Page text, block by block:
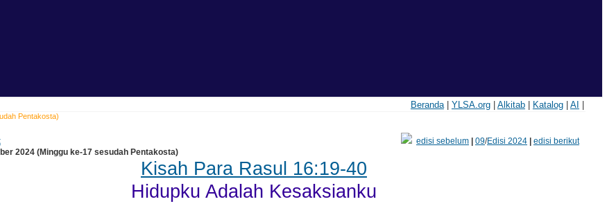
Beranda| YLSA.org| Alkitab| Katalog| AI
Pentakosta)
edisi sebelum| 09/Edisi 2024| edisi berikut
2024 (Minggu ke-17 sesudah Pentakosta)
Kisah Para Rasul 16:19-40
Hidupku Adalah Kesaksianku